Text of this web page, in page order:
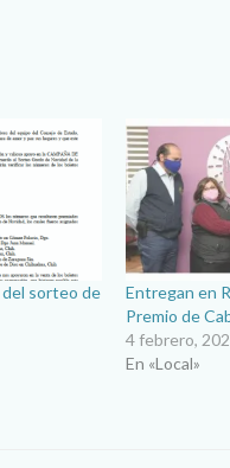
sorteo de
Entregan en
Premio de
4 febrero,
En «Local»